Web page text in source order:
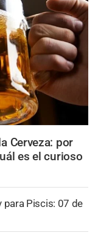
Cerveza: por
es el curioso
Piscis: 07 de